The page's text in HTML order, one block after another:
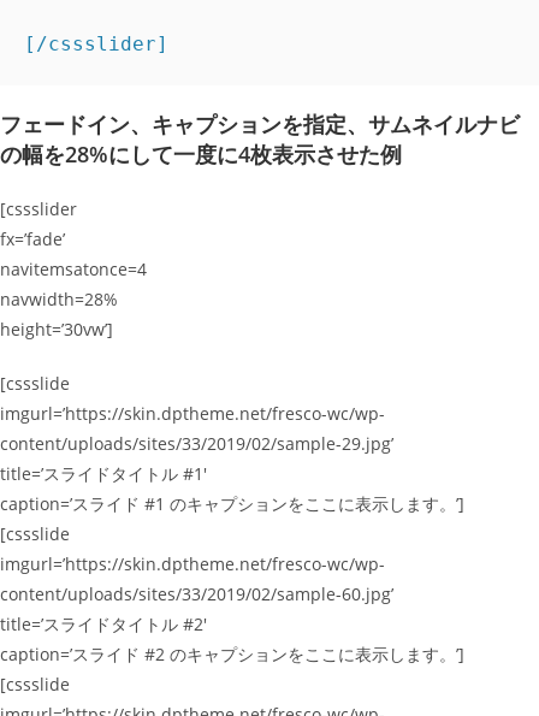
[/cssslider]
フェードイン、キャプションを指定、サムネイルナビ
の幅を28%にして一度に4枚表示させた例
[cssslider
fx=’fade’
navitemsatonce=4
navwidth=28%
height=’30vw’]
[cssslide
imgurl=’https://skin.dptheme.net/fresco-wc/wp-
content/uploads/sites/33/2019/02/sample-29.jpg’
title=’スライドタイトル #1′
caption=’スライド #1 のキャプションをここに表示します。’]
[cssslide
imgurl=’https://skin.dptheme.net/fresco-wc/wp-
content/uploads/sites/33/2019/02/sample-60.jpg’
title=’スライドタイトル #2′
caption=’スライド #2 のキャプションをここに表示します。’]
[cssslide